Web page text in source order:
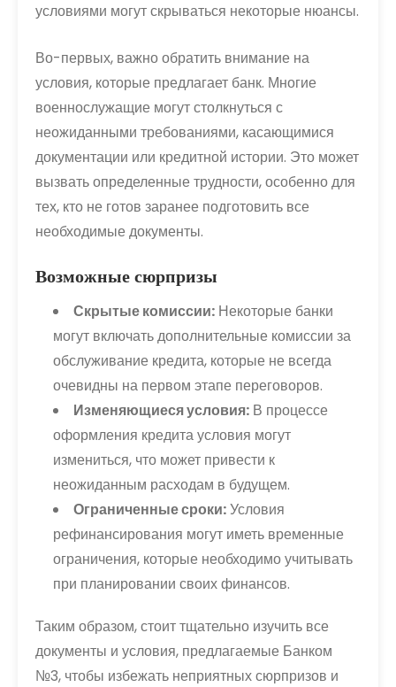
условиями могут скрываться некоторые нюансы.
Во-первых, важно обратить внимание на
условия, которые предлагает банк. Многие
военнослужащие могут столкнуться с
неожиданными требованиями, касающимися
документации или кредитной истории. Это может
вызвать определенные трудности, особенно для
тех, кто не готов заранее подготовить все
необходимые документы.
Возможные сюрпризы
Скрытые комиссии: Некоторые банки
могут включать дополнительные комиссии за
обслуживание кредита, которые не всегда
очевидны на первом этапе переговоров.
Изменяющиеся условия: В процессе
оформления кредита условия могут
измениться, что может привести к
неожиданным расходам в будущем.
Ограниченные сроки:Условия
рефинансирования могут иметь временные
ограничения, которые необходимо учитывать
при планировании своих финансов.
Таким образом, стоит тщательно изучить все
документы и условия, предлагаемые Банком
№3, чтобы избежать неприятных сюрпризов и